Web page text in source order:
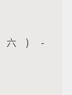
六) -